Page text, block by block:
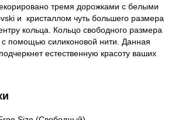
тремя дорожками с белыми
и кристаллом чуть большего размера
кольца. Кольцо свободного размера
с помощью силиконовой нити. Данная
естественную красоту ваших